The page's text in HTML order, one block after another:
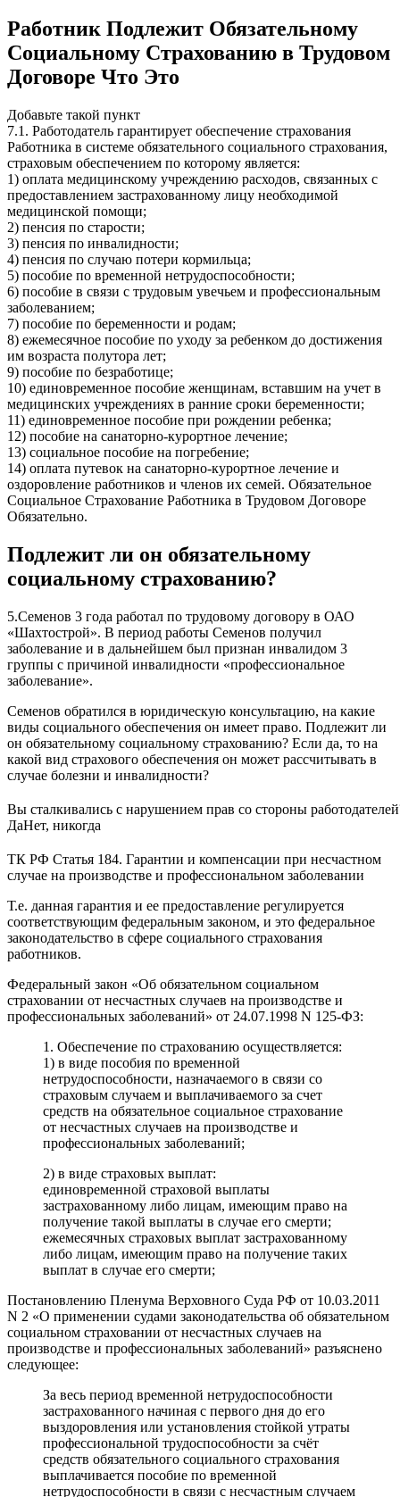
Работник Подлежит Обязательному
Социальному Страхованию в Трудовом
Договоре Что Это
Добавьте такой пункт
7.1. Работодатель гарантирует обеспечение страхования
Работника в системе обязательного социального страхования,
страховым обеспечением по которому является:
1) оплата медицинскому учреждению расходов, связанных с
предоставлением застрахованному лицу необходимой
медицинской помощи;
2) пенсия по старости;
3) пенсия по инвалидности;
4) пенсия по случаю потери кормильца;
5) пособие по временной нетрудоспособности;
6) пособие в связи с трудовым увечьем и профессиональным
заболеванием;
7) пособие по беременности и родам;
8) ежемесячное пособие по уходу за ребенком до достижения
им возраста полутора лет;
9) пособие по безработице;
10) единовременное пособие женщинам, вставшим на учет в
медицинских учреждениях в ранние сроки беременности;
11) единовременное пособие при рождении ребенка;
12) пособие на санаторно-курортное лечение;
13) социальное пособие на погребение;
14) оплата путевок на санаторно-курортное лечение и
оздоровление работников и членов их семей. Обязательное
Социальное Страхование Работника в Трудовом Договоре
Обязательно.
Подлежит ли он обязательному
социальному страхованию?
5.Семенов 3 года работал по трудовому договору в ОАО
«Шахтострой». В период работы Семенов получил
заболевание и в дальнейшем был признан инвалидом 3
группы с причиной инвалидности «профессиональное
заболевание».
Семенов обратился в юридическую консультацию, на какие
виды социального обеспечения он имеет право. Подлежит ли
он обязательному социальному страхованию? Если да, то на
какой вид страхового обеспечения он может рассчитывать в
случае болезни и инвалидности?
Вы сталкивались с нарушением прав со стороны
ДаНет, никогда
ТК РФ Статья 184. Гарантии и компенсации при несчастном
случае на производстве и профессиональном заболевании
Т.е. данная гарантия и ее предоставление регулируется
соответствующим федеральным законом, и это федеральное
законодательство в сфере социального страхования
работников.
Федеральный закон «Об обязательном социальном
страховании от несчастных случаев на производстве и
профессиональных заболеваний» от 24.07.1998 N 125-ФЗ:
1. Обеспечение по страхованию осуществляется:
1) в виде пособия по временной
нетрудоспособности, назначаемого в связи со
страховым случаем и выплачиваемого за счет
средств на обязательное социальное страхование
от несчастных случаев на производстве и
профессиональных заболеваний;
2) в виде страховых выплат:
единовременной страховой выплаты
застрахованному либо лицам, имеющим право на
получение такой выплаты в случае его смерти;
ежемесячных страховых выплат застрахованному
либо лицам, имеющим право на получение таких
выплат в случае его смерти;
Постановлению Пленума Верховного Суда РФ от 10.03.2011
N 2 «О применении судами законодательства об обязательном
социальном страховании от несчастных случаев на
производстве и профессиональных заболеваний» разъяснено
следующее:
За весь период временной нетрудоспособности
застрахованного начиная с первого дня до его
выздоровления или установления стойкой утраты
профессиональной трудоспособности за счёт
средств обязательного социального страхования
выплачивается пособие по временной
нетрудоспособности в связи с несчастным случаем